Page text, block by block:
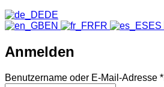
DE
EN
FR ES
Anmelden
Benutzername oder E-Mail-Adresse *